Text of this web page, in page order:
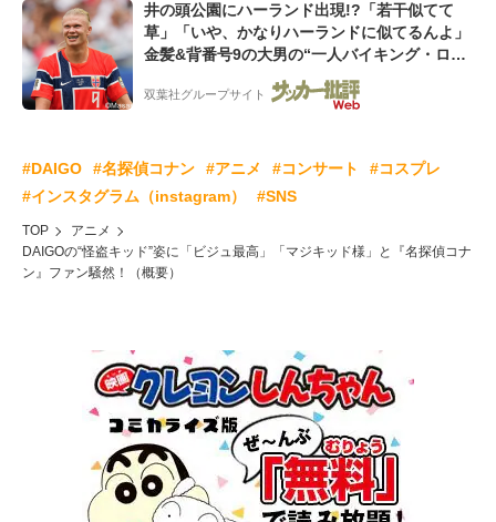
井の頭公園にハーランド出現!?「若干似てて
草」「いや、かなりハーランドに似てるんよ」
金髪&背番号9の大男の“一人バイキング・ロ
ー”映像が話題!「元気をもらった」
双葉社グループサイト
#DAIGO #名探偵コナン #アニメ #コンサート
#コスプレ
#インスタグラム（instagram）
#SNS
TOP
アニメ
DAIGOの“怪盗キッド”姿に「ビジュ最高」「マジキッド様」と『名探偵コナ
ン』ファン騒然！（概要）